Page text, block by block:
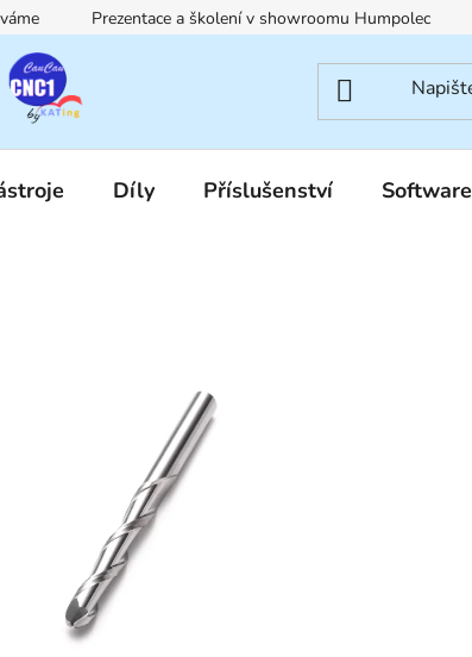
Prezentace a školení v showroomu Humpolec
Díly Příslušenství Software